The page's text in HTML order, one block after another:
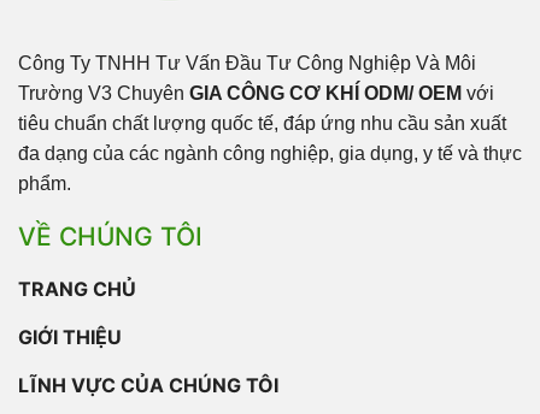
Công Ty TNHH Tư Vấn Đầu Tư Công Nghiệp Và Môi
Trường V3 Chuyên GIA CÔNG CƠ KHÍ ODM/ OEM với
tiêu chuẩn chất lượng quốc tế, đáp ứng nhu cầu sản xuất
đa dạng của các ngành công nghiệp, gia dụng, y tế và thực
phẩm.
VỀ CHÚNG TÔI
TRANG CHỦ
GIỚI THIỆU
LĨNH VỰC CỦA CHÚNG TÔI